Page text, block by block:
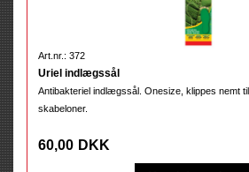
Art.nr.: 372
Uriel indlægssål
Antibakteriel indlægssål. Onesize, klippes nemt
skabeloner.
60,00 DKK